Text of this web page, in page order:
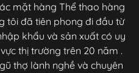
mặt hàng Thể thao hàng
tôi đã tiên phong đi đầu từ
khẩu và sản xuất có uy
thị trường trên 20 năm .
thợ lành nghề và chuyên